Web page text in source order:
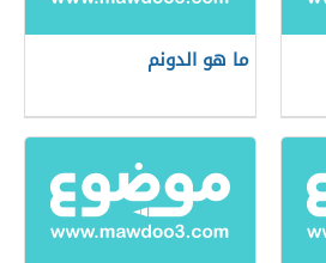
ما هو الدونم